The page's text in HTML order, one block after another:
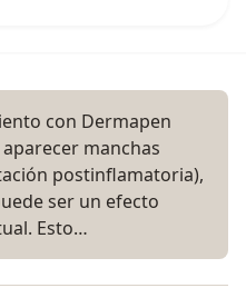
con Dermapen
manchas
postinflamatoria),
ser un efecto
Esto…